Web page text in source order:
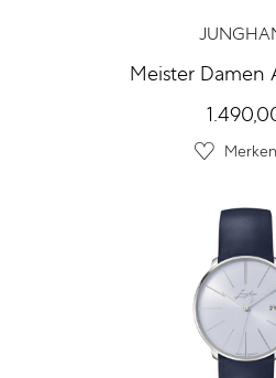
Meister Damen
Merken